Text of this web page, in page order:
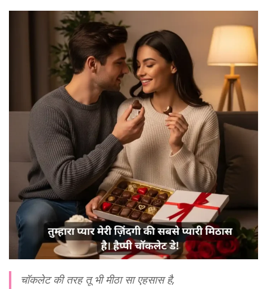
चॉकलेट की तरह तू भी मीठा सा एहसास है,